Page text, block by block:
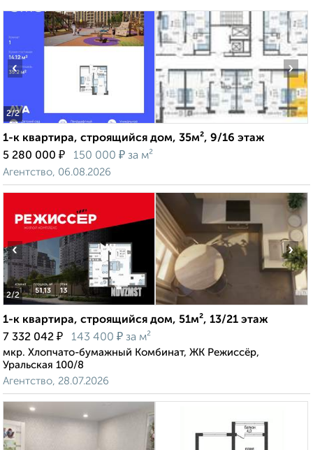
2/2
‹ ›
1-к квартира, строящийся дом, 35м², 9/16 этаж
5 280 000 ₽ 150 000 ₽ за м²
Агентство, 06.08.2026
2/2
‹ ›
1-к квартира, строящийся дом, 51м², 13/21 этаж
7 332 042 ₽ 143 400 ₽ за м²
мкр. Хлопчато-бумажный Комбинат, ЖК Режиссёр,
Уральская 100/8
Агентство, 28.07.2026